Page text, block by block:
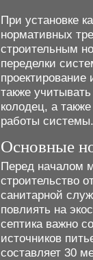
При установке
нормативных
строительным
переделки
также
колодец, а
работы системы.
Основные
Перед началом
строительство
санитарной
повлиять на
септика важно
источников
составляет 30